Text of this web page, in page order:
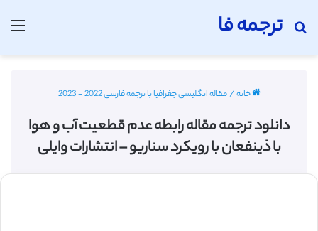
ترجمه فا
جستجو برای
خانه/مقاله انگلیسی جغرافیا با ترجمه فارسی 2022 - 2023
دانلود ترجمه مقاله رابطه عدم قطعیت آب و هوا
با ذینفعان با رویکرد سناریو – انتشارات وایلی